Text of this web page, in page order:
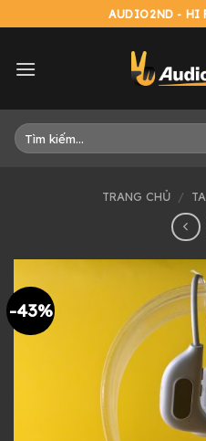
to
AUDIO2ND - HI
Tìm
kiếm:
TRANG CHỦ /
-43%